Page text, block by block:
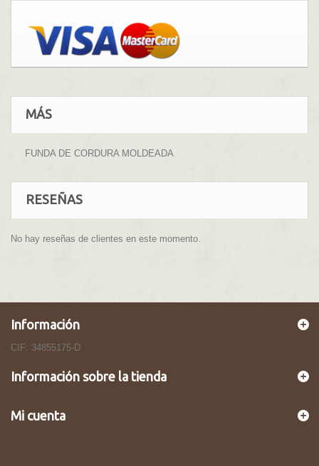
MÁS
FUNDA DE CORDURA MOLDEADA
RESEÑAS
No hay reseñas de clientes en este momento.
Información
CIF: 34855175-D
Información sobre la tienda
Mi cuenta